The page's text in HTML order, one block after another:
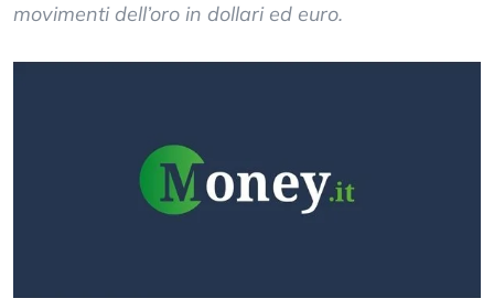
movimenti dell’oro in dollari ed euro.